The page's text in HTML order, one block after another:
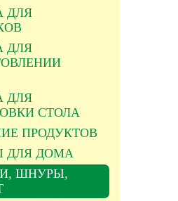
ДЛЯ
ДЛЯ
ДЛЯ
СТОЛА
ПРОДУКТОВ
ДЛЯ ДОМА
ШНУРЫ,